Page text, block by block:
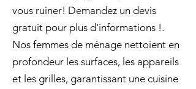
vous ruiner! Demandez un devis
gratuit pour plus d'informations !.
Nos femmes de ménage nettoient en
profondeur les surfaces, les appareils
et les grilles, garantissant une cuisine